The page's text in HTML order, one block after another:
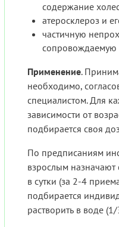
содержание
атеросклероз и
частичную
сопровождаемую
Применение.
необходимо,
специалистом. Для
зависимости от
подбирается своя
По предписаниям
взрослым назначают
в сутки (за 2-4
подбирается
растворить в воде